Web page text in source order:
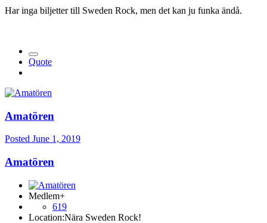
Har inga biljetter till Sweden Rock, men det kan ju funka ändå.
Quote
Amatören
Posted June 1, 2019
Amatören
Medlem+
619
Location:Nära Sweden Rock!